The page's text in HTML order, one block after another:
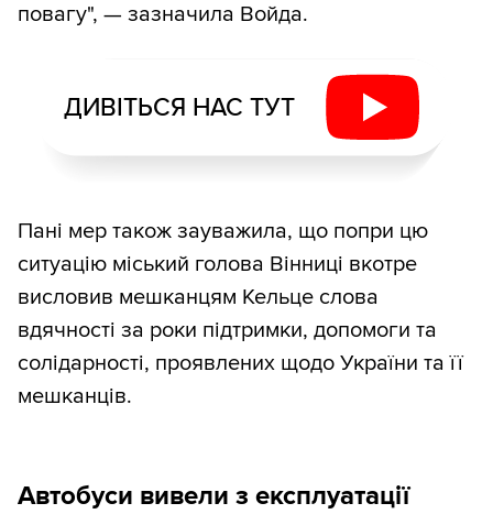
повагу", — зазначила Войда.
ДИВІТЬСЯ НАС ТУТ
Пані мер також зауважила, що попри цю
ситуацію міський голова Вінниці вкотре
висловив мешканцям Кельце слова
вдячності за роки підтримки, допомоги та
солідарності, проявлених щодо України та її
мешканців.
Автобуси вивели з експлуатації